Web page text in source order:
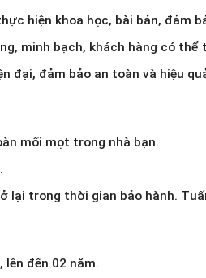
hiện khoa học, bài bản, đảm
minh bạch, khách hàng có thể
đại, đảm bảo an toàn và hiệu
mối mọt trong nhà bạn.
lại trong thời gian bảo hành.
lên đến 02 năm.